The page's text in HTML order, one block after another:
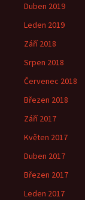
Duben 2019
Leden 2019
Září 2018
Srpen 2018
Červenec 2018
Březen 2018
Září 2017
Květen 2017
Duben 2017
Březen 2017
Leden 2017